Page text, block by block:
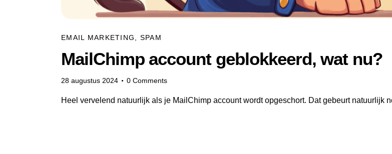
EMAIL MARKETING SPAM
MailChimp account geblokkeerd, wat nu?
28 augustus 2024 0 Comments
Heel vervelend natuurlijk als je MailChimp account wordt opgeschort. Dat gebeurt natuurlijk